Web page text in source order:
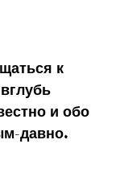
к
и обо
давно.